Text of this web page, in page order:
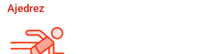
Ajedrez